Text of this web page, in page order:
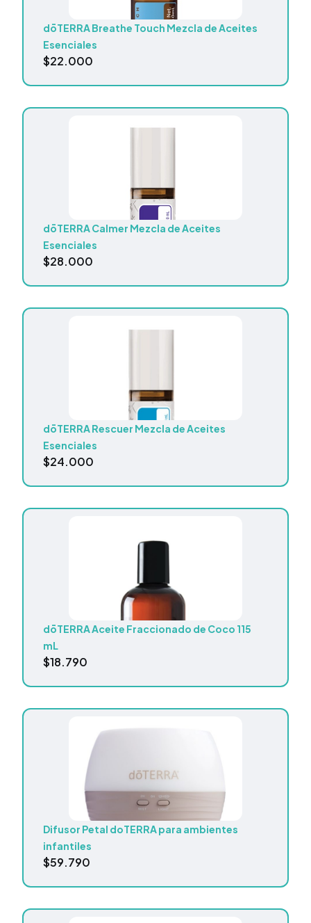
dōTERRA Breathe Touch Mezcla de Aceites
Esenciales
$22.000
dōTERRA Calmer Mezcla de Aceites
Esenciales
$28.000
dōTERRA Rescuer Mezcla de Aceites
Esenciales
$24.000
dōTERRA Aceite Fraccionado de Coco 115
mL
$18.790
Difusor Petal doTERRA para ambientes
infantiles
$59.790